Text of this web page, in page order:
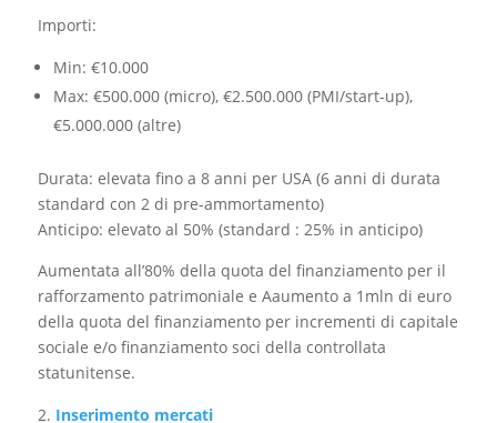
Importi:
Min: €10.000
Max: €500.000 (micro), €2.500.000 (PMI/start-up),
€5.000.000 (altre)
Durata: elevata fino a 8 anni per USA (6 anni di durata
standard con 2 di pre-ammortamento)
Anticipo: elevato al 50% (standard : 25% in anticipo)
Aumentata all’80% della quota del finanziamento per il
rafforzamento patrimoniale e Aaumento a 1mln di euro
della quota del finanziamento per incrementi di capitale
sociale e/o finanziamento soci della controllata
statunitense.
Inserimento mercati